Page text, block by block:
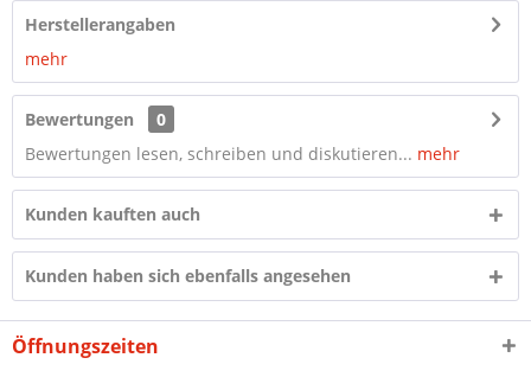
Herstellerangaben
mehr
Bewertungen
0
Bewertungen lesen, schreiben und diskutieren... mehr
Kunden kauften auch
Kunden haben sich ebenfalls angesehen
Öffnungszeiten